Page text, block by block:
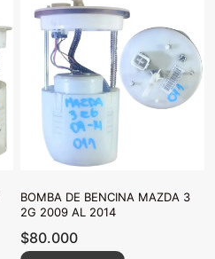
BOMBA DE BENCINA MAZDA 3
2G 2009 AL 2014
$80.000